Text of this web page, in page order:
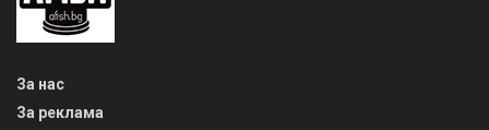
За нас
За реклама